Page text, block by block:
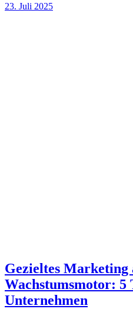
23. Juli 2025
Gezieltes Marketing
Wachstumsmotor:
Unternehmen